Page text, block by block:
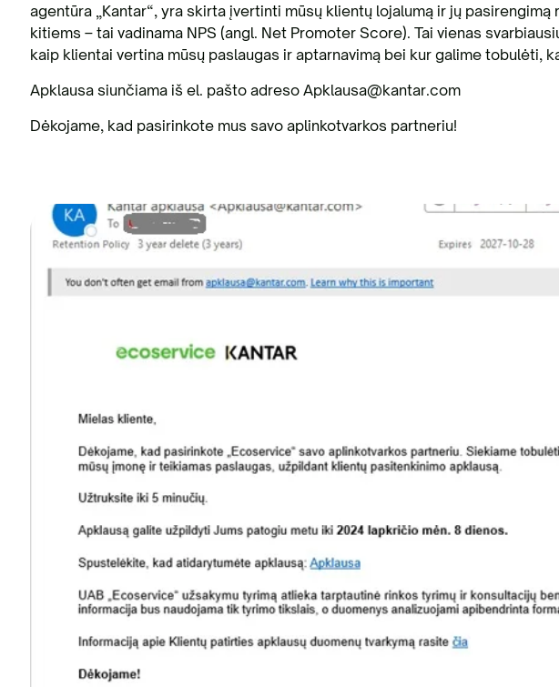
agentūra „Kantar“, yra skirta įvertinti mūsų klientų lojalumą ir jų
kitiems – tai vadinama NPS (angl. Net Promoter Score). Tai vienas
kaip klientai vertina mūsų paslaugas ir aptarnavimą bei kur galime tobulėti,
Apklausa siunčiama iš el. pašto adreso Apklausa@kantar.com
Dėkojame, kad pasirinkote mus savo aplinkotvarkos partneriu!